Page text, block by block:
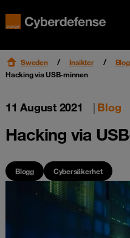
Sweden Insikter
Hacking via USB-minnen
11 August 2021 | Blog
Hacking via
Blogg Cybersäkerhet